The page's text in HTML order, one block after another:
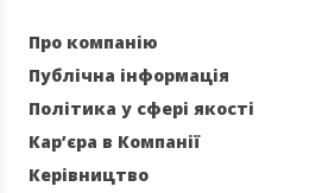
Про компанію
Публічна інформація
Політика у сфері якості
Кар’єра в Компанії
Керівництво